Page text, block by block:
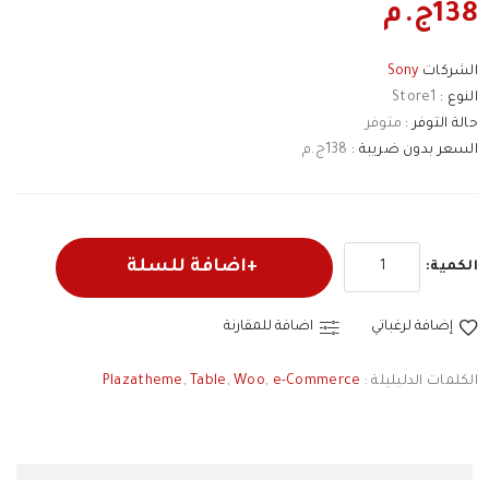
138ج.م
الشركات Sony
النوع : Store1
حالة التوفر : متوفر
السعر بدون ضريبة : 138ج.م
الكمية: اضافة للسلة
إضافة لرغباتي اضافة للمقارنة
الكلمات الدليليلة : Plazatheme , Table , Woo, e-Commerce